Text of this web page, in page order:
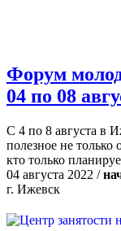
Форум
04 по 08
С 4 по 8 августа в
полезное не
кто только
04 августа 2022 /
г. Ижевск